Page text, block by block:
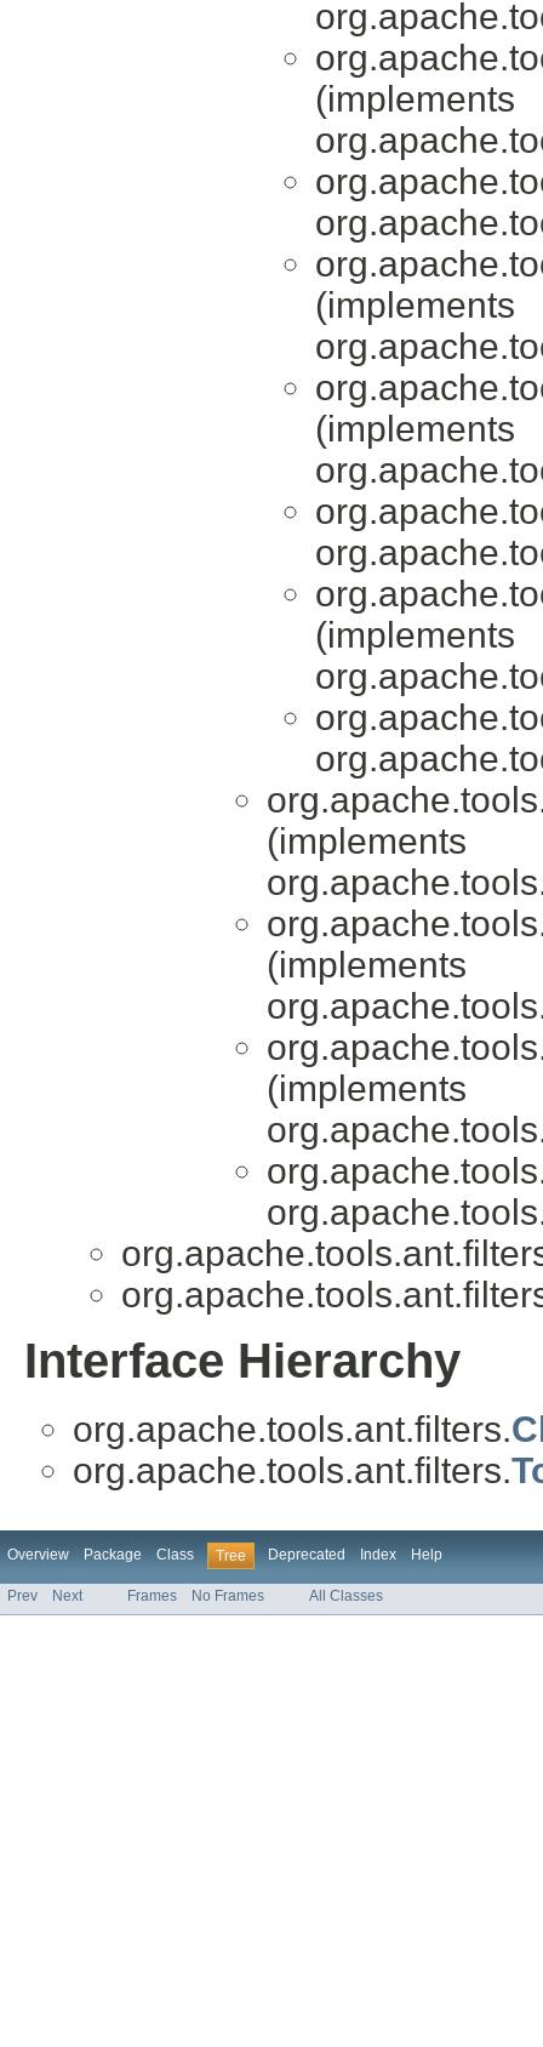
(implements
(implements
(implements
(implements
(implements
(implements
(implements
Interface Hierarchy
org.apache.tools.ant.filters.
org.apache.tools.ant.filters.
Overview Package Class Tree Deprecated Index Help
Prev Next Frames No Frames All Classes